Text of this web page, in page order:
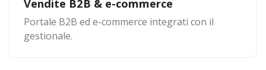
Vendite B2B & e-commerce
Portale B2B ed e-commerce integrati con il
gestionale.